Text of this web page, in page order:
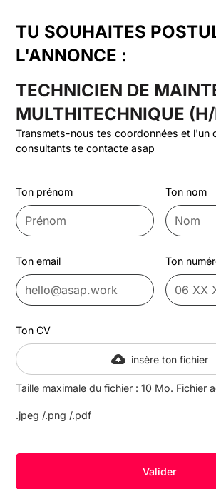
TU SOUHAITES
L'ANNONCE :
TECHNICIEN DE
MULTHITECHNIQUE
Transmets-nous tes coordonnées et l'un
consultants te contacte asap
Ton prénom Ton nom
Ton email Ton
Ton CV
insère ton fichier
Taille maximale du fichier : 10 Mo. Fichier
.jpeg /.png /.pdf